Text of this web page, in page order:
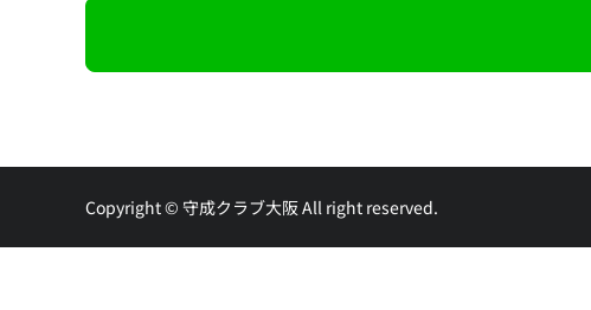
Copyright © 守成クラブ大阪 All right reserved.